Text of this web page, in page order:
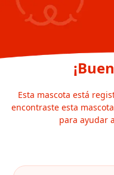
Esta mascota está
encontraste esta
para ayudar